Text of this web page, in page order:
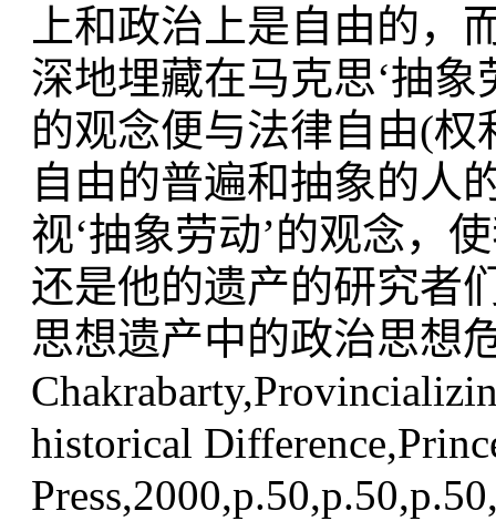
上和政治上是自由的，
深地埋藏在马克思‘抽
的观念便与法律自由(
自由的普遍和抽象的
视‘抽象劳动’的观念，
还是他的遗产的研究
思想遗产中的政治思想
historical